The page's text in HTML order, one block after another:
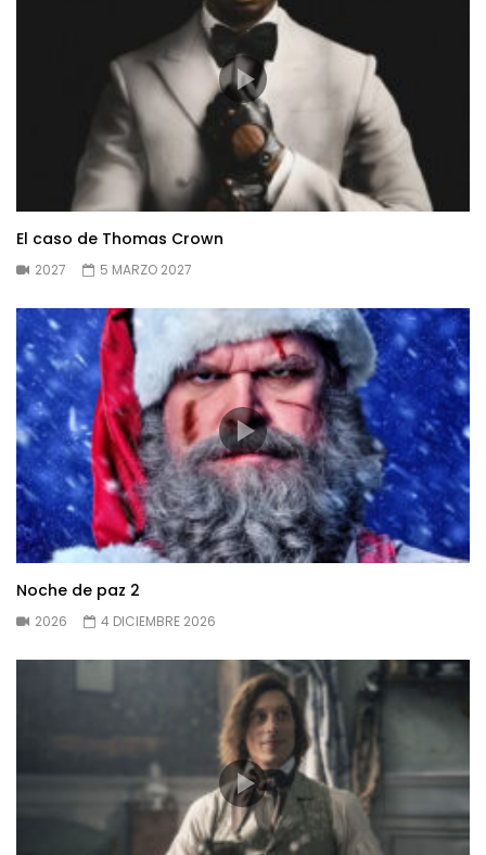
El caso de Thomas Crown
2027 5 MARZO 2027
Noche de paz 2
2026 4 DICIEMBRE 2026